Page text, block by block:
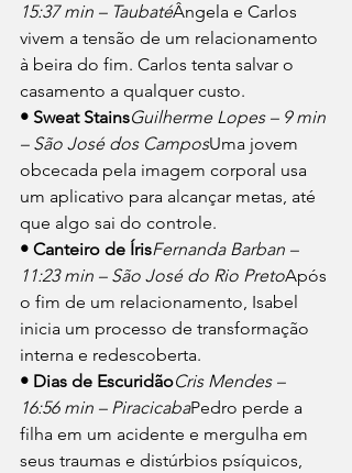
15:37 min – TaubatéÂngela e Carlos
vivem a tensão de um relacionamento
à beira do fim. Carlos tenta salvar o
casamento a qualquer custo.
• Sweat StainsGuilherme Lopes – 9 min
– São José dos CamposUma jovem
obcecada pela imagem corporal usa
um aplicativo para alcançar metas, até
que algo sai do controle.
• Canteiro de ÍrisFernanda Barban –
11:23 min – São José do Rio PretoApós
o fim de um relacionamento, Isabel
inicia um processo de transformação
interna e redescoberta.
• Dias de EscuridãoCris Mendes –
16:56 min – PiracicabaPedro perde a
filha em um acidente e mergulha em
seus traumas e distúrbios psíquicos,